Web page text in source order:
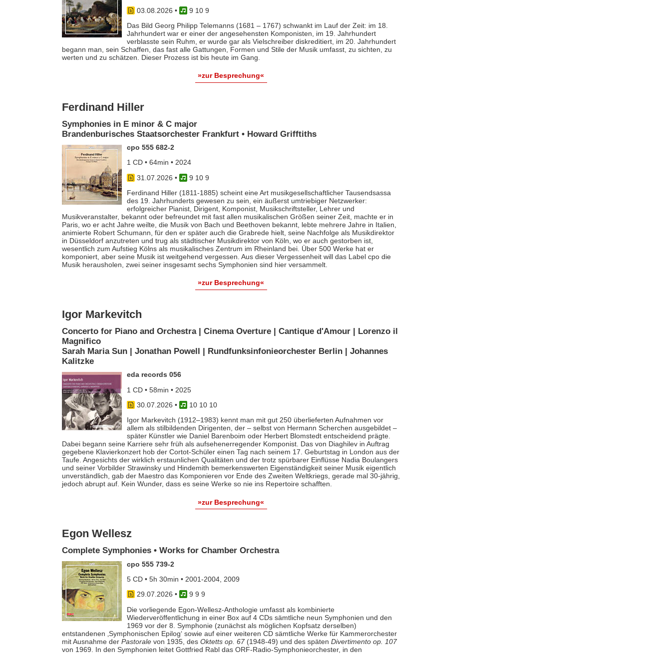
03.08.2026 •
9 10 9
Das Bild Georg Philipp Telemanns (1681 – 1767) schwankt im Lauf der Zeit: im 18.
Jahrhundert war er einer der angesehensten Komponisten, im 19. Jahrhundert
verblasste sein Ruhm, er wurde gar als Vielschreiber diskreditiert, im 20. Jahrhundert
begann man, sein Schaffen, das fast alle Gattungen, Formen und Stile der Musik umfasst, zu sichten, zu
werten und zu schätzen. Dieser Prozess ist bis heute im Gang.
»zur Besprechung«
Ferdinand Hiller
Symphonies in E minor & C major
Brandenburisches Staatsorchester Frankfurt • Howard Grifftiths
cpo 555 682-2
1 CD • 64min • 2024
31.07.2026 •
9 10 9
Ferdinand Hiller (1811-1885) scheint eine Art musikgesellschaftlicher Tausendsassa
des 19. Jahrhunderts gewesen zu sein, ein äußerst umtriebiger Netzwerker:
erfolgreicher Pianist, Dirigent, Komponist, Musikschriftsteller, Lehrer und
Musikveranstalter, bekannt oder befreundet mit fast allen musikalischen Größen seiner Zeit, machte er in
Paris, wo er acht Jahre weilte, die Musik von Bach und Beethoven bekannt, lebte mehrere Jahre in Italien,
animierte Robert Schumann, für den er später auch die Grabrede hielt, seine Nachfolge als Musikdirektor
in Düsseldorf anzutreten und trug als städtischer Musikdirektor von Köln, wo er auch gestorben ist,
wesentlich zum Aufstieg Kölns als musikalisches Zentrum im Rheinland bei. Über 500 Werke hat er
komponiert, aber seine Musik ist weitgehend vergessen. Aus dieser Vergessenheit will das Label cpo die
Musik herausholen, zwei seiner insgesamt sechs Symphonien sind hier versammelt.
»zur Besprechung«
Igor Markevitch
Concerto for Piano and Orchestra | Cinema Overture | Cantique d'Amour | Lorenzo il
Magnifico
Sarah Maria Sun | Jonathan Powell | Rundfunksinfonieorchester Berlin | Johannes
Kalitzke
eda records 056
1 CD • 58min • 2025
30.07.2026 •
10 10 10
Igor Markevitch (1912–1983) kennt man mit gut 250 überlieferten Aufnahmen vor
allem als stilbildenden Dirigenten, der – selbst von Hermann Scherchen ausgebildet –
später Künstler wie Daniel Barenboim oder Herbert Blomstedt entscheidend prägte.
Dabei begann seine Karriere sehr früh als aufsehenerregender Komponist. Das von Diaghilev in Auftrag
gegebene Klavierkonzert hob der Cortot-Schüler einen Tag nach seinem 17. Geburtstag in London aus der
Taufe. Angesichts der wirklich erstaunlichen Qualitäten und der trotz spürbarer Einflüsse Nadia Boulangers
und seiner Vorbilder Strawinsky und Hindemith bemerkenswerten Eigenständigkeit seiner Musik eigentlich
unverständlich, gab der Maestro das Komponieren vor Ende des Zweiten Weltkriegs, gerade mal 30-jährig,
jedoch abrupt auf. Kein Wunder, dass es seine Werke so nie ins Repertoire schafften.
»zur Besprechung«
Egon Wellesz
Complete Symphonies • Works for Chamber Orchestra
cpo 555 739-2
5 CD • 5h 30min • 2001-2004, 2009
29.07.2026 •
9 9 9
Die vorliegende Egon-Wellesz-Anthologie umfasst als kombinierte
Wiederveröffentlichung in einer Box auf 4 CDs sämtliche neun Symphonien und den
1969 vor der 8. Symphonie (zunächst als möglichen Kopfsatz derselben)
entstandenen ‚Symphonischen Epilog‘ sowie auf einer weiteren CD sämtliche Werke für Kammerorchester
mit Ausnahme der Pastoralevon 1935, des Oktetts op. 67(1948-49) und des späten Divertimento op. 107
von 1969. In den Symphonien leitet Gottfried Rabl das ORF-Radio-Symphonieorchester, in den